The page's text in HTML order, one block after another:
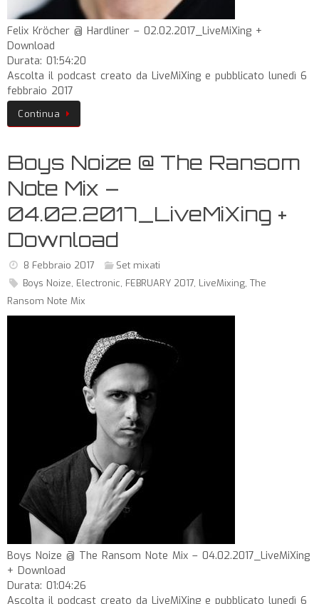
Felix Kröcher @ Hardliner – 02.02.2017_LiveMiXing +
Download
Durata: 01:54:20
Ascolta il podcast creato da LiveMiXing e pubblicato lunedì 6
febbraio 2017
Continua
Boys Noize @ The Ransom
Note Mix –
04.02.2017_LiveMiXing +
Download
8 Febbraio 2017
Set mixati
Boys Noize, Electronic, FEBRUARY 2017, LiveMixing, The
Ransom Note Mix
Boys Noize @ The Ransom Note Mix – 04.02.2017_LiveMiXing
+ Download
Durata: 01:04:26
Ascolta il podcast creato da LiveMiXing e pubblicato lunedì 6